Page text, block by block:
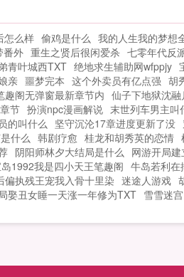
怎么样 偷鸡是什么 我的人生我的梦想
番外 重生之贤后很闲爱杀 七零年代反
青叶城西TXT 绝地求生辅助网wfppjy
亲 噩梦完本 这个外卖员有亿点强 胡
趣阁无弹窗最新章节内 仙子下地狱沈
节 扮演npc漫画解说 末世列车男主叫
的叫什么 坚守沉沦17章进度更新了没
什么 韩剧疗愈 桂龙和胡秀英的恋情
阴阳师林夕大结局是什么 网游开局
1992我是四小天王笔趣阁 牛岛若利在
偏执残王宠我入骨十里染 迷途人游戏
娶丑女睡一天涨一年修为TXT 雪雪迷宫